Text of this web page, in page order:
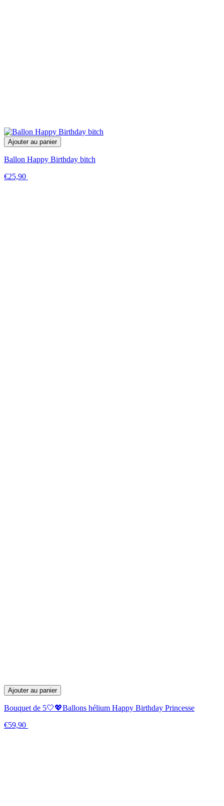
Ajouter au panier
Ballon Happy Birthday bitch
€25,90
Ajouter au panier
Bouquet de 5🤍💖Ballons hélium Happy Birthday Princesse
€59,90